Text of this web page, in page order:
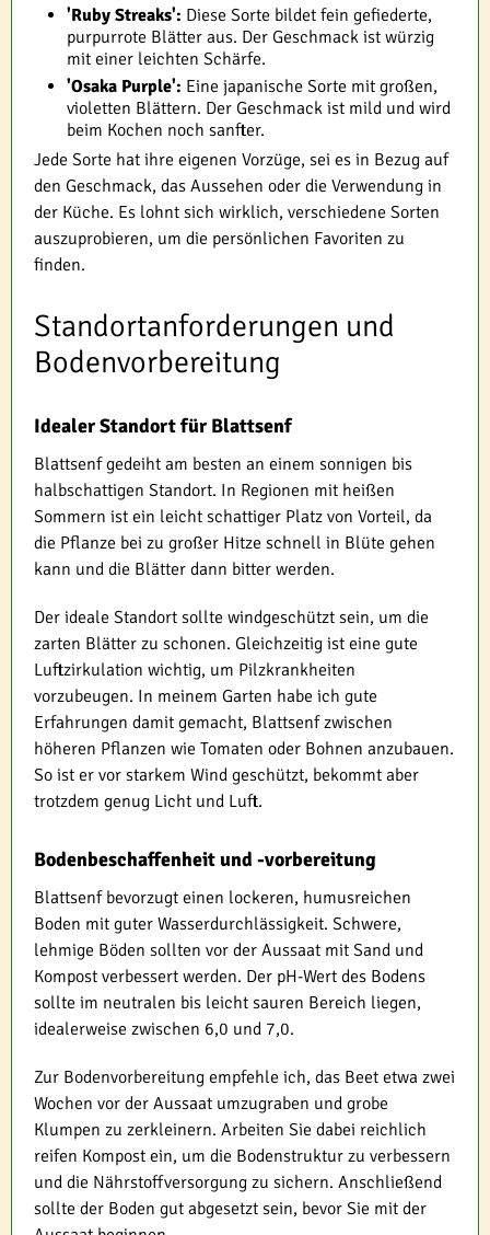
'Ruby Streaks': Diese Sorte bildet fein gefiederte,
purpurrote Blätter aus. Der Geschmack ist würzig
mit einer leichten Schärfe.
'Osaka Purple': Eine japanische Sorte mit großen,
violetten Blättern. Der Geschmack ist mild und wird
beim Kochen noch sanfter.
Jede Sorte hat ihre eigenen Vorzüge, sei es in Bezug auf
den Geschmack, das Aussehen oder die Verwendung in
der Küche. Es lohnt sich wirklich, verschiedene Sorten
auszuprobieren, um die persönlichen Favoriten zu
finden.
Standortanforderungen und
Bodenvorbereitung
Idealer Standort für Blattsenf
Blattsenf gedeiht am besten an einem sonnigen bis
halbschattigen Standort. In Regionen mit heißen
Sommern ist ein leicht schattiger Platz von Vorteil, da
die Pflanze bei zu großer Hitze schnell in Blüte gehen
kann und die Blätter dann bitter werden.
Der ideale Standort sollte windgeschützt sein, um die
zarten Blätter zu schonen. Gleichzeitig ist eine gute
Luftzirkulation wichtig, um Pilzkrankheiten
vorzubeugen. In meinem Garten habe ich gute
Erfahrungen damit gemacht, Blattsenf zwischen
höheren Pflanzen wie Tomaten oder Bohnen anzubauen.
So ist er vor starkem Wind geschützt, bekommt aber
trotzdem genug Licht und Luft.
Bodenbeschaffenheit und -vorbereitung
Blattsenf bevorzugt einen lockeren, humusreichen
Boden mit guter Wasserdurchlässigkeit. Schwere,
lehmige Böden sollten vor der Aussaat mit Sand und
Kompost verbessert werden. Der pH-Wert des Bodens
sollte im neutralen bis leicht sauren Bereich liegen,
idealerweise zwischen 6,0 und 7,0.
Zur Bodenvorbereitung empfehle ich, das Beet etwa zwei
Wochen vor der Aussaat umzugraben und grobe
Klumpen zu zerkleinern. Arbeiten Sie dabei reichlich
reifen Kompost ein, um die Bodenstruktur zu verbessern
und die Nährstoffversorgung zu sichern. Anschließend
sollte der Boden gut abgesetzt sein, bevor Sie mit der